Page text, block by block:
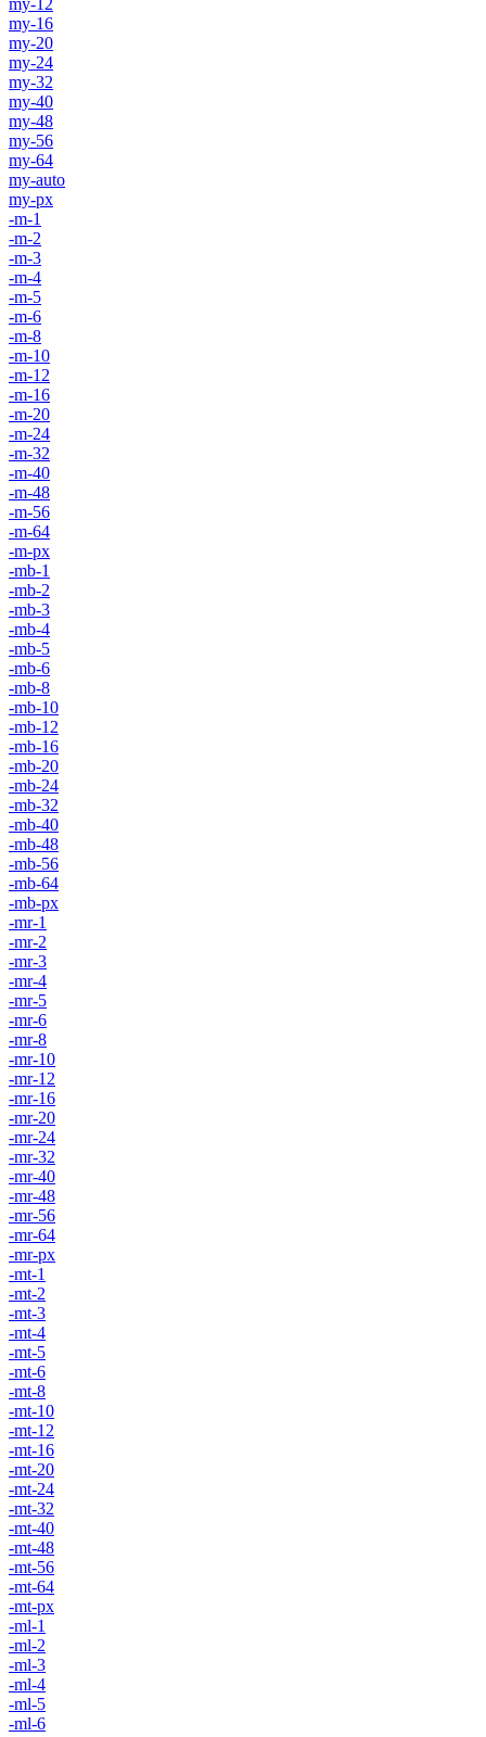
my-16
my-20
my-24
my-32
my-40
my-48
my-56
my-64
my-auto
my-px
-m-1
-m-2
-m-3
-m-4
-m-5
-m-6
-m-8
-m-10
-m-12
-m-16
-m-20
-m-24
-m-32
-m-40
-m-48
-m-56
-m-64
-m-px
-mb-1
-mb-2
-mb-3
-mb-4
-mb-5
-mb-6
-mb-8
-mb-10
-mb-12
-mb-16
-mb-20
-mb-24
-mb-32
-mb-40
-mb-48
-mb-56
-mb-64
-mb-px
-mr-1
-mr-2
-mr-3
-mr-4
-mr-5
-mr-6
-mr-8
-mr-10
-mr-12
-mr-16
-mr-20
-mr-24
-mr-32
-mr-40
-mr-48
-mr-56
-mr-64
-mr-px
-mt-1
-mt-2
-mt-3
-mt-4
-mt-5
-mt-6
-mt-8
-mt-10
-mt-12
-mt-16
-mt-20
-mt-24
-mt-32
-mt-40
-mt-48
-mt-56
-mt-64
-mt-px
-ml-1
-ml-2
-ml-3
-ml-4
-ml-5
-ml-6